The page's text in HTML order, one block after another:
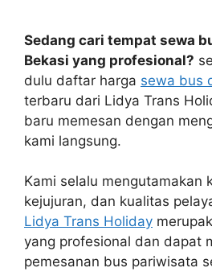
Sedang cari tempat sewa
Bekasi yang profesional?
dulu daftar harga sewa bus
terbaru dari Lidya Trans
baru memesan dengan
kami langsung.
Kami selalu mengutamakan
kejujuran, dan kualitas
Lidya Trans Holiday
yang profesional dan dapat
pemesanan bus pariwisata